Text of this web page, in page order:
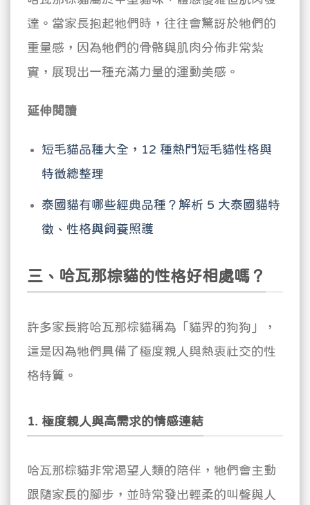
達。當家長抱起牠們時，往往會驚訝於牠們的
重量感，因為牠們的骨骼與肌肉分佈非常紮
實，展現出一種充滿力量的運動美感。
延伸閱讀
短毛貓品種大全，12 種熱門短毛貓性格與
特徵總整理
泰國貓有哪些經典品種？解析 5 大泰國貓特
徵、性格與飼養照護
三、哈瓦那棕貓的性格好相處嗎？
許多家長將哈瓦那棕貓稱為「貓界的狗狗」，
這是因為牠們具備了極度親人與熱衷社交的性
格特質。
1. 極度親人與高需求的情感連結
哈瓦那棕貓非常渴望人類的陪伴，牠們會主動
跟隨家長的腳步，並時常發出輕柔的叫聲與人